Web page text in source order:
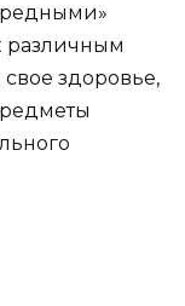
различным
здоровье,